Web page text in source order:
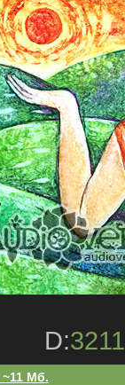
D:3211
~11 Мб.